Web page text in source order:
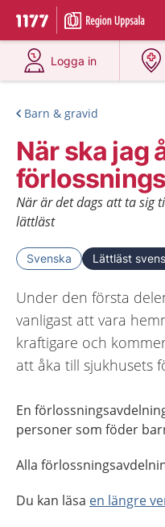
Till startsidan för 1177
Du har valt region
Logga in
på 1177.se
Barn & gravid
När ska jag
När är det dags att ta sig
lättläst
Svenska Lättläst
Under den första
vanligast att vara
kraftigare och
att åka till sjukhusets
En
personer som föder
Alla
Du kan läsa en längre